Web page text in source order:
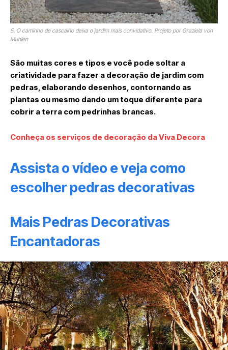
5. O caminho de cascalho deixa o jardim mais convidativo. Projeto por Graziela von
Muhlen
São muitas cores e tipos e você pode soltar a
criatividade para fazer a decoração de jardim com
pedras, elaborando desenhos, contornando as
plantas ou mesmo dando um toque diferente para
cobrir a terra com pedrinhas brancas.
Conheça os serviços de decoração da Viva Decora
Assista o vídeo e veja como
escolher pedras decorativas
Mais Pedras Decorativas
Encantadoras